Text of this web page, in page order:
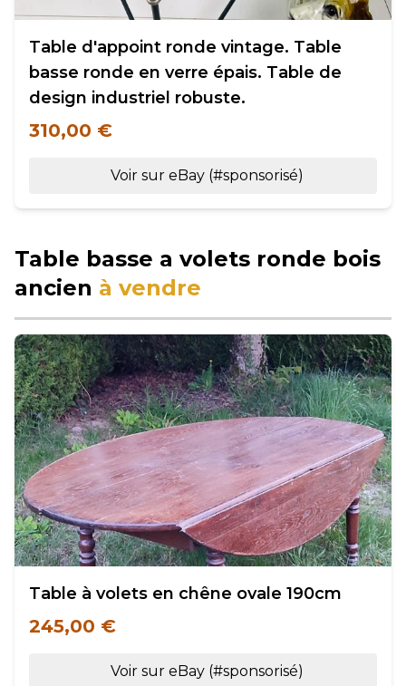
Table d'appoint ronde vintage. Table
basse ronde en verre épais. Table de
design industriel robuste.
310,00 €
Voir sur eBay (#sponsorisé)
Table basse a volets ronde bois
ancien à vendre
Table à volets en chêne ovale 190cm
245,00 €
Voir sur eBay (#sponsorisé)